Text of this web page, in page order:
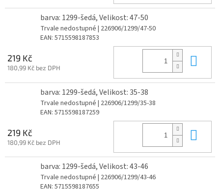
barva: 1299-šedá, Velikost: 47-50
Trvale nedostupné | 226906/1299/47-50
EAN: 5715598187853
219 Kč
180,99 Kč bez DPH
barva: 1299-šedá, Velikost: 35-38
Trvale nedostupné | 226906/1299/35-38
EAN: 5715598187259
219 Kč
180,99 Kč bez DPH
barva: 1299-šedá, Velikost: 43-46
Trvale nedostupné | 226906/1299/43-46
EAN: 5715598187655